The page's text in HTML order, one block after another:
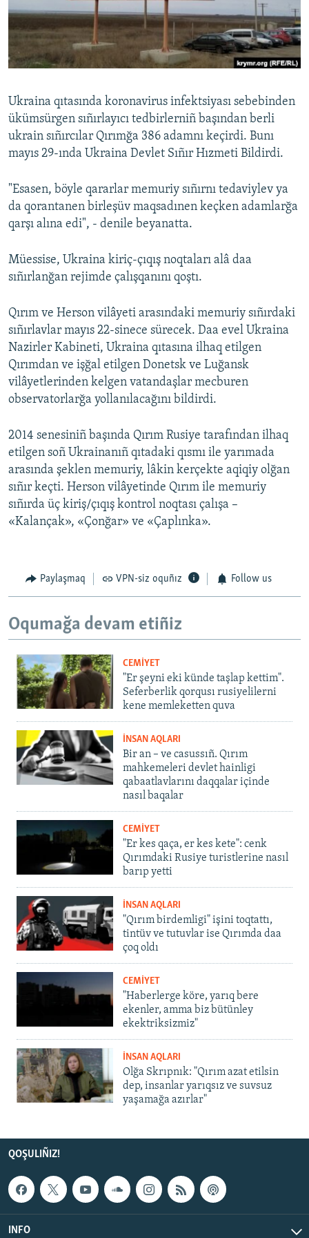
Українською
RFE/RS bütün saytları
Ukraina qıtasında koronavirus infektsiyası sebebinden
ükümsürgen sıñırlayıcı tedbirlerniñ başından berli
ukrain sıñırcılar Qırımğa 386 adamnı keçirdi. Bunı
mayıs 29-ında Ukraina Devlet Sıñır Hızmeti Bildirdi.
"Esasen, böyle qararlar memuriy sıñırnı tedaviylev ya
da qorantanen birleşüv maqsadınen keçken adamlarğa
qarşı alına edi", - denile beyanatta.
Müessise, Ukraina kiriç-çıqış noqtaları alâ daa
sıñırlanğan rejimde çalışqanını qoştı.
Qırım ve Herson vilâyeti arasındaki memuriy sıñırdaki
sıñırlavlar mayıs 22-sinece sürecek. Daa evel Ukraina
Nazirler Kabineti, Ukraina qıtasına ilhaq etilgen
Qırımdan ve işğal etilgen Donetsk ve Luğansk
vilâyetlerinden kelgen vatandaşlar mecburen
observatorlarğa yollanılacağını bildirdi.
2014 senesiniñ başında Qırım Rusiye tarafından ilhaq
etilgen soñ Ukrainanıñ qıtadaki qısmı ile yarımada
arasında şeklen memuriy, lâkin kerçekte aqiqiy olğan
sıñır keçti. Herson vilâyetinde Qırım ile memuriy
sıñırda üç kiriş/çıqış kontrol noqtası çalışa –
«Kalançak», «Çonğar» ve «Çaplınka».
Paylaşmaq VPN-siz oquñız Follow us
Oqumağa devam etiñiz
CEMİYET
"Er şeyni eki künde taşlap kettim".
Seferberlik qorqusı rusiyelilerni
kene memleketten quva
İNSAN AQLARI
Bir an – ve casussıñ. Qırım
mahkemeleri devlet hainligi
qabaatlavlarını daqqalar içinde
nasıl baqalar
CEMİYET
"Er kes qaça, er kes kete": cenk
Qırımdaki Rusiye turistlerine nasıl
barıp yetti
İNSAN AQLARI
"Qırım birdemligi" işini toqtattı,
tintüv ve tutuvlar ise Qırımda daa
çoq oldı
CEMİYET
"Haberlerge köre, yarıq bere
ekenler, amma biz bütünley
ekektriksizmiz"
İNSAN AQLARI
Olğa Skrıpnık: "Qırım azat etilsin
dep, insanlar yarıqsız ve suvsuz
yaşamağa azırlar"
QOŞULIÑIZ!
INFO